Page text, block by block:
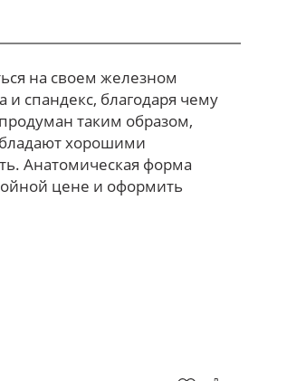
на своем железном
спандекс, благодаря чему
таким образом,
хорошими
Анатомическая форма
цене и оформить